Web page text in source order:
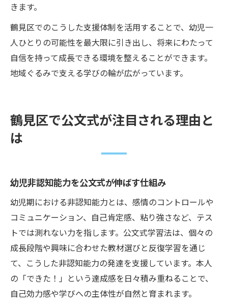
きます。
鶴見区でのこうした支援体制を活用することで、幼児一
人ひとりの可能性を最大限に引き出し、将来にわたって
自信を持って成長できる環境を整えることができます。
地域ぐるみで支える学びの輪が広がっています。
鶴見区で公文式が注目される理由と
は
幼児非認知能力を公文式が伸ばす仕組み
幼児期における非認知能力とは、感情のコントロールや
コミュニケーション、自己肯定感、粘り強さなど、テス
トでは測れない力を指します。公文式学習法は、個々の
成長段階や興味に合わせた教材選びと反復学習を通じ
て、こうした非認知能力の発達を支援しています。本人
の「できた！」という達成感を日々積み重ねることで、
自己効力感や学びへの主体性が自然と育まれます。